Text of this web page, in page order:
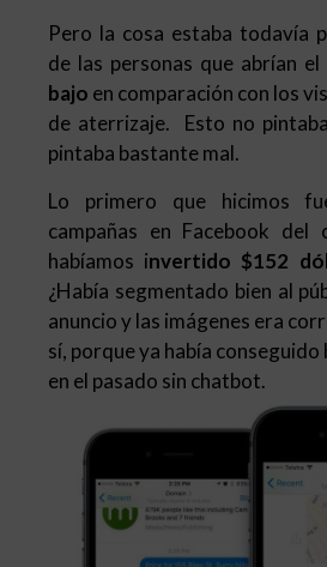
Pero la cosa estaba todavía
de las personas que abrían
bajo en comparación con los
de aterrizaje. Esto no
pintaba bastante mal.
Lo primero que hicimos
campañas en Facebook del
habíamos invertido $152
¿Había segmentado bien al
anuncio y las imágenes era
sí, porque ya había
en el pasado sin chatbot.